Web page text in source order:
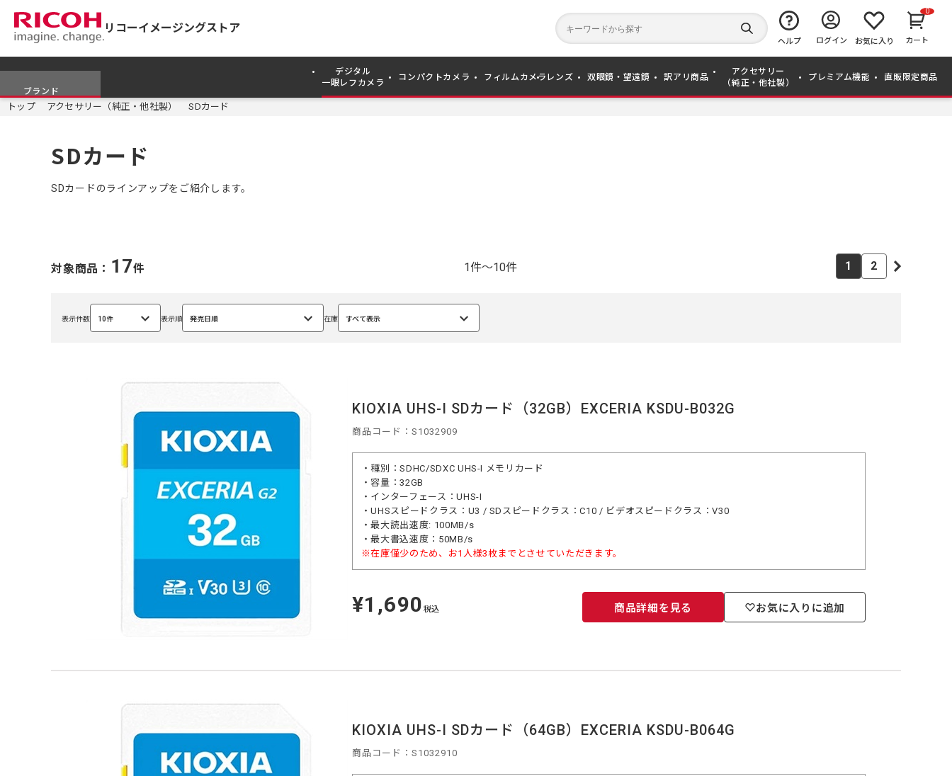
リコーイメージングストア
か
ら
検
索
す
る
ヘルプ ログイン お気に入り
0
カート
ブランド
デジタル
一眼レフカメラ
コンパクトカメラ フィルムカメラ レンズ 双眼鏡・望遠鏡 訳アリ商品
アクセサリー
（純正・他社製）
プレミアム機能 直販限定商品
トップ アクセサリー（純正・他社製） SDカード
SDカード
SDカードのラインアップをご紹介します。
対象商品： 17件 1件～10件 1 2
表示件数 10件
選
択
表示順 発売日順
選
択
在庫 すべて表示
選
択
KIOXIA UHS-I SDカード（32GB）EXCERIA KSDU-B032G
商品コード：S1032909
・種別：SDHC/SDXC UHS-I メモリカード
・容量：32GB
・インターフェース：UHS-I
・UHSスピードクラス：U3 / SDスピードクラス：C10 / ビデオスピードクラス：V30
・最大読出速度: 100MB/s
・最大書込速度：50MB/s
※在庫僅少のため、お1人様3枚までとさせていただきます。
定
価
¥1,690 税込 商品詳細を見る お気に入りに追加
KIOXIA UHS-I SDカード（64GB）EXCERIA KSDU-B064G
商品コード：S1032910